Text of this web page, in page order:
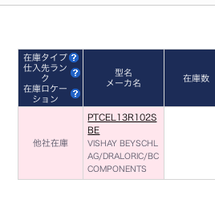
在庫タイプ
仕入先ラン
ク
在庫ロケー
ション
型名
メーカ名
在庫数
他社在庫
PTCEL13R102S
BE
VISHAY BEYSCHL
AG/DRALORIC/BC
COMPONENTS